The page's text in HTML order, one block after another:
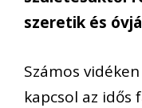
szeretik és
Számos
kapcsol az idős